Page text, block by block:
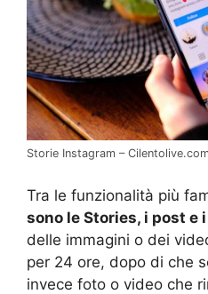
Storie Instagram – Cilentolive.com
Tra le funzionalità più
sono le Stories, i post e i
delle immagini o dei
per 24 ore, dopo di che
invece foto o video che